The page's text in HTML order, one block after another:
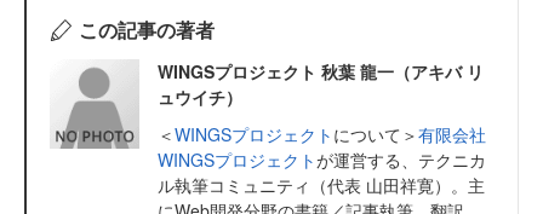
この記事の著者
WINGSプロジェクト 秋葉 龍一（アキバ リ
ュウイチ）
＜WINGSプロジェクト について＞有限会社
WINGSプロジェクトが運営する、テクニカ
ル執筆コミュニティ（代表 山田祥寛）。主